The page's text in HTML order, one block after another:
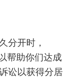
分开时，
帮助你们达成
讼以获得分居